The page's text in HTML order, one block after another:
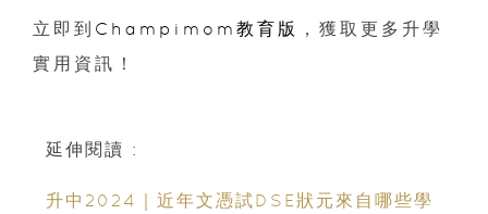
立即到 Champimom教育版
，獲取更多升學
實用資訊！
延伸閱讀 :
升中2024｜近年文憑試DSE狀元來自哪些學